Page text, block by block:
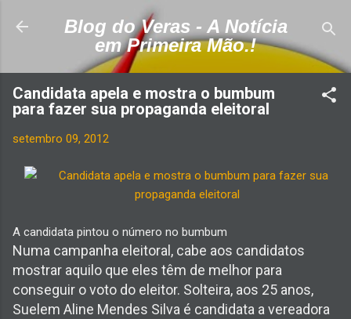
Pular para o conteúdo principal
Blog do Veras - A Notícia
em Primeira Mão.!
Candidata apela e mostra o bumbum
para fazer sua propaganda eleitoral
setembro 09, 2012
A candidata pintou o número no bumbum
Numa campanha eleitoral, cabe aos candidatos
mostrar aquilo que eles têm de melhor para
conseguir o voto do eleitor. Solteira, aos 25 anos,
Suelem Aline Mendes Silva é candidata a vereadora